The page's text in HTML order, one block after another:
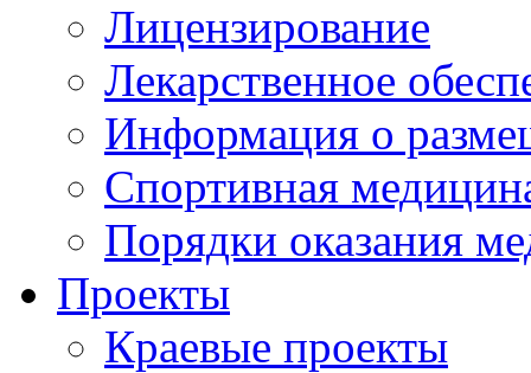
Лицензирование
Лекарственное
Информация о
Спортивная
Порядки оказания
Проекты
Краевые проекты